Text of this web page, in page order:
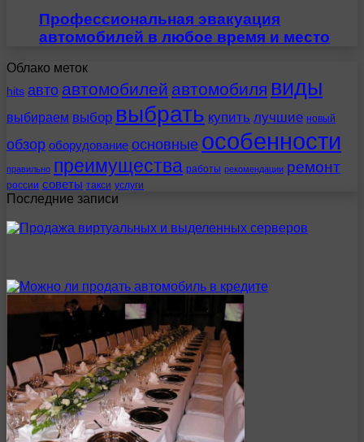
Профессиональная эвакуация
автомобилей в любое время и место
Облако меток
hits авто автомобилей автомобиля виды
выбираем выбор выбрать купить лучшие новый
обзор оборудование основные особенности
правильно преимущества работы рекомендации ремонт
россии советы такси услуги
Последние записи